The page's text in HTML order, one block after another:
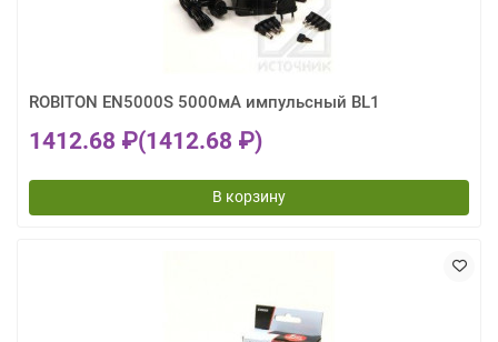
ROBITON EN5000S 5000мА импульсный BL1
1412.68 ₽(1412.68 ₽)
В корзину